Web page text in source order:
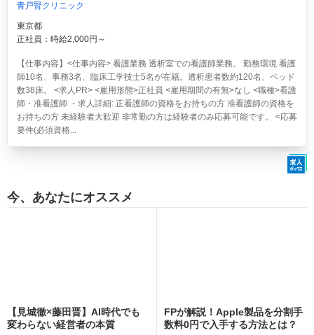
青戸腎クリニック
東京都
正社員：時給2,000円～
【仕事内容】<仕事内容> 看護業務 透析室での看護師業務。 勤務環境 看護
師10名、事務3名、臨床工学技士5名が在籍。透析患者数約120名、ベッド
数38床。 <求人PR> <雇用形態>正社員 <雇用期間の有無>なし <職種>看護
師・准看護師 ・求人詳細: 正看護師の資格をお持ちの方 准看護師の資格を
お持ちの方 未経験者大歓迎 非常勤の方は経験者のみ応募可能です。 <応募
要件(必須資格...
今、あなたにオススメ
【見城徹×藤田晋】AI時代でも
変わらない経営者の本質
FPが解説！Apple製品を分割手
数料0円で入手する方法とは？